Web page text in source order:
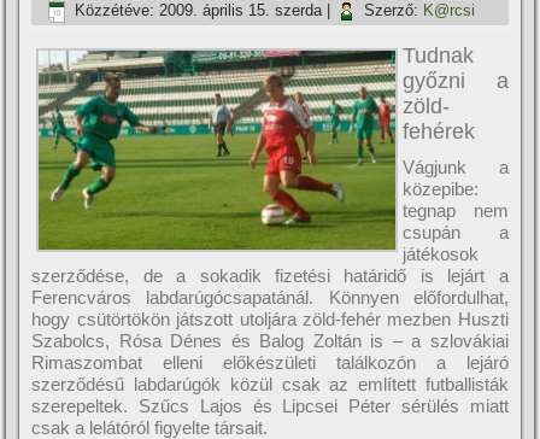
Közzétéve: 2009. április 15. szerda| Szerző: K@rcsi
Tudnak
győzni a
zöld-
fehérek
Vágjunk a
közepibe:
tegnap nem
csupán a
játékosok
szerződése, de a sokadik fizetési határidő is lejárt a
Ferencváros labdarúgócsapatánál. Könnyen előfordulhat,
hogy csütörtökön játszott utoljára zöld-fehér mezben Huszti
Szabolcs, Rósa Dénes és Balog Zoltán is – a szlovákiai
Rimaszombat elleni előkészületi találkozón a lejáró
szerződésű labdarúgók közül csak az emlí­tett futballisták
szerepeltek. Szűcs Lajos és Lipcsei Péter sérülés miatt
csak a lelátóról figyelte társait.